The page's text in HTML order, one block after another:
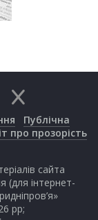
Публічна
про прозорість
сайта
(для інтернет-
рр;